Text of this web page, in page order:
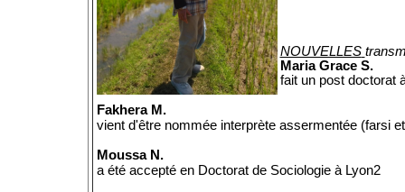
NOUVELLES
Maria Grace S.
fait un post doctorat
Fakhera M.
vient d'être nommée interprète assermentée (farsi
Moussa N.
a été accepté en Doctorat de Sociologie à Lyon2